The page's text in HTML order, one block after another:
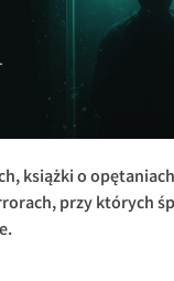
książki o
przy których